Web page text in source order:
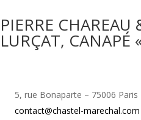
PIERRE CHAREAU
LURÇAT, CANAPÉ
5, rue Bonaparte – 75006 Paris
contact@chastel-marechal.com